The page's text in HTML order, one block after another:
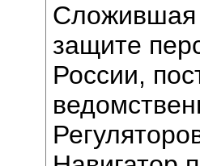
Сложившая
защите
России,